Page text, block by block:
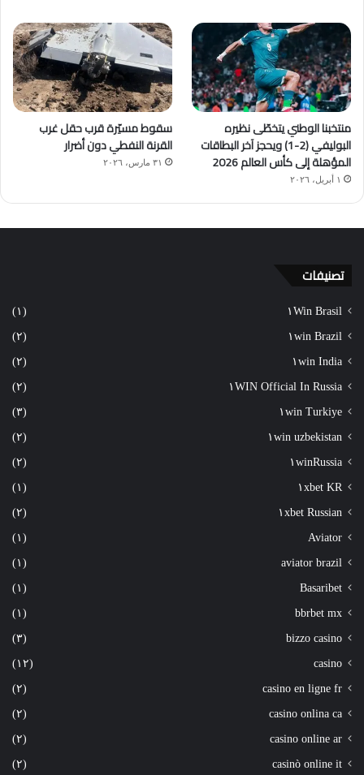
منتخبنا الوطني يتخطّى نظيره
البوليفي (2-1) ويحجز آخر البطاقات
المؤهلة إلى كأس العالم 2026
١ أبريل، ٢٠٢٦
سقوط مسيّرة قرب حقل غرب
القرنة النفطي دون أضرار
٣١ مارس، ٢٠٢٦
تصنيفات
١Win Brasil (١)
١win Brazil (٢)
١win India (٢)
١WIN Official In Russia (٢)
١win Turkiye (٣)
١win uzbekistan (٢)
١winRussia (٢)
١xbet KR (١)
١xbet Russian (٢)
Aviator (١)
aviator brazil (١)
Basaribet (١)
bbrbet mx (١)
bizzo casino (٣)
casino (١٢)
casino en ligne fr (٢)
casino onlina ca (٢)
casino online ar (٢)
casinò online it (٢)